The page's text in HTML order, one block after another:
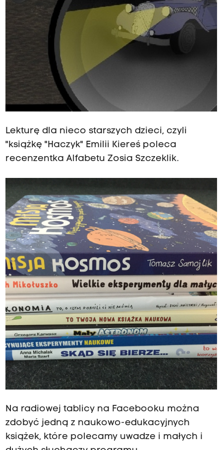
Lekturę dla nieco starszych dzieci, czyli
"książkę "Haczyk" Emilii Kiereś poleca
recenzentka Alfabetu Zosia Szczeklik.
Na radiowej tablicy na Facebooku można
zdobyć jedną z naukowo-edukacyjnych
książek, które polecamy uwadze i małych i